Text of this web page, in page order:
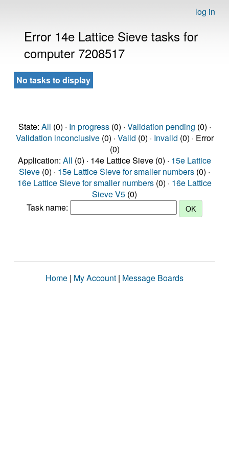
log in
Error 14e Lattice Sieve tasks for
computer 7208517
No tasks to display
State: All (0) · In progress(0) · Validation pending (0) ·
Validation inconclusive(0) · Valid (0) · Invalid (0) · Error
(0)
Application: All (0) · 14e Lattice Sieve (0) · 15e Lattice
Sieve (0) · 15e Lattice Sieve for smaller numbers (0) ·
16e Lattice Sieve for smaller numbers (0) · 16e Lattice
Sieve V5 (0)
Task name:
Home | My Account | Message Boards